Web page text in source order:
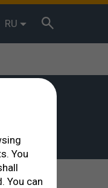
RU
You
You can